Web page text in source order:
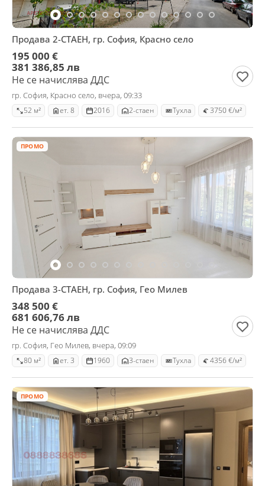
Продава 2-СТАЕН, гр. София, Красно село
195 000 €
381 386,85 лв
Не се начислява ДДС
гр. София, Красно село, вчера, 09:33
52 м² ет. 8 2016 2-стаен Тухла 3750 €/м²
ПРОМО
Продава 3-СТАЕН, гр. София, Гео Милев
348 500 €
681 606,76 лв
Не се начислява ДДС
гр. София, Гео Милев, вчера, 09:09
80 м² ет. 3 1960 3-стаен Тухла 4356 €/м²
ПРОМО